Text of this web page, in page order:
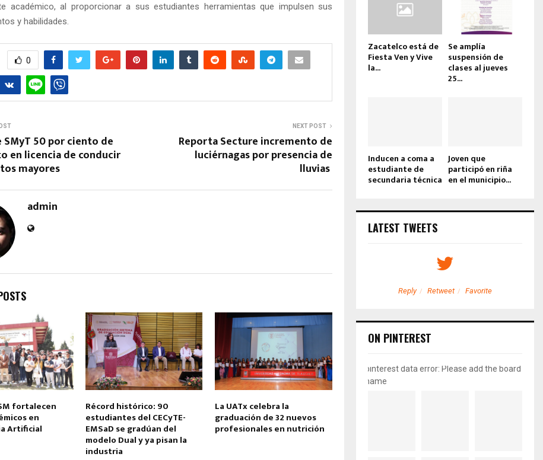
académico, al proporcionar a sus estudiantes herramientas que impulsen sus
y habilidades.
0
50 por ciento de
en licencia de conducir
mayores
NEXT POST
Reporta Secture incremento de
luciérnagas por presencia de
lluvias
admin
fortalecen
en
Artificial
Récord histórico: 90
estudiantes del CECyTE-
EMSaD se gradúan del
modelo Dual y ya pisan la
industria
La UATx celebra la
graduación de 32 nuevos
profesionales en nutrición
Zacatelco está de
Fiesta Ven y Vive
la...
Se amplía
suspensión de
clases al jueves
25...
Inducen a coma a
estudiante de
secundaria técnica
Joven que
participó en riña
en el municipio...
LATEST TWEETS
Reply Retweet Favorite
ON PINTEREST
pinterest data error: Please add the board
name